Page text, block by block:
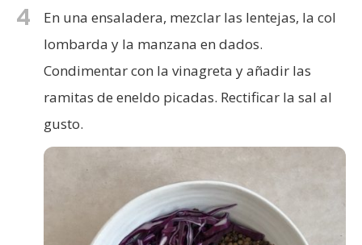
4
En una ensaladera, mezclar las lentejas, la col
lombarda y la manzana en dados.
Condimentar con la vinagreta y añadir las
ramitas de eneldo picadas. Rectificar la sal al
gusto.